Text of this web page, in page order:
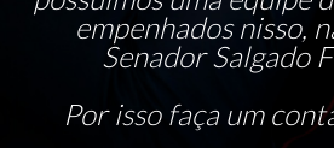
empenhados nisso,
Senador Salgado
Por isso faça um